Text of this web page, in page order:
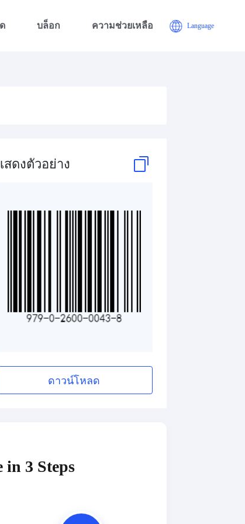
บล็อก ความช่วยเหลือ Language
สดงตัวอย่าง
ดาวน์โหลด
in 3 Steps